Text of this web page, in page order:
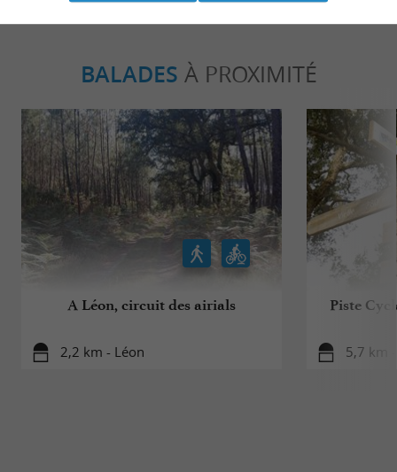
BALADES À PROXIMITÉ
A Léon, circuit des airials
2,2 km - Léon
Piste
5,7 km